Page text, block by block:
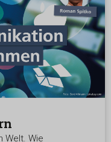
Welt. Wie